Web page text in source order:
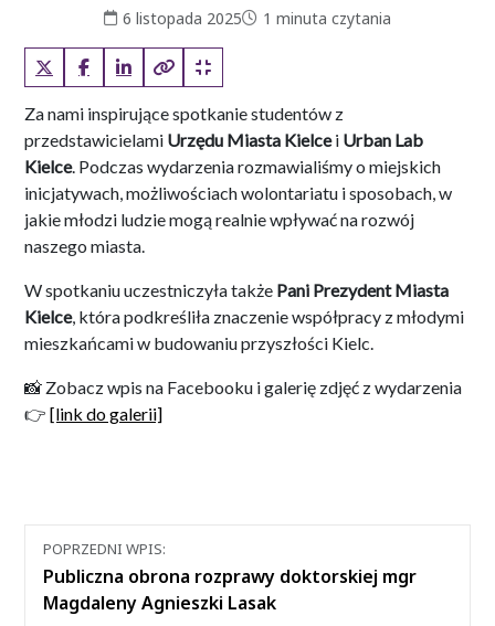
Data publikacji:
6 listopada 2025Czas czytania:
1 minuta czytania
X (Twitter)FacebookLinkedInKopiuj pełny link
Kopiuj krótki link
Za nami inspirujące spotkanie studentów z
przedstawicielami Urzędu Miasta Kielcei Urban Lab
Kielce. Podczas wydarzenia rozmawialiśmy o miejskich
inicjatywach, możliwościach wolontariatu i sposobach, w
jakie młodzi ludzie mogą realnie wpływać na rozwój
naszego miasta.
W spotkaniu uczestniczyła także Pani Prezydent Miasta
Kielce, która podkreśliła znaczenie współpracy z młodymi
mieszkańcami w budowaniu przyszłości Kielc.
📸 Zobacz wpis na Facebooku i galerię zdjęć z wydarzenia
👉 [link do galerii]
Nawigacja
między
wpisami
POPRZEDNI WPIS:
Publiczna obrona rozprawy doktorskiej mgr
Magdaleny Agnieszki Lasak